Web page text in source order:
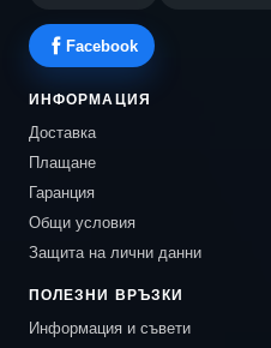
Facebook
ИНФОРМАЦИЯ
Доставка
Плащане
Гаранция
Общи условия
Защита на лични данни
ПОЛЕЗНИ ВРЪЗКИ
Информация и съвети